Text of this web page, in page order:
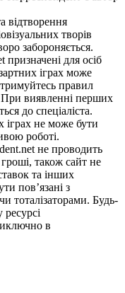
відтворення
творів
забороняється.
призначені для осіб
іграх може
правил
При виявленні перших
до спеціаліста.
іграх не може бути
роботі.
не проводить
гроші, також сайт не
та інших
пов’язані з
тоталізаторами. Будь-
в